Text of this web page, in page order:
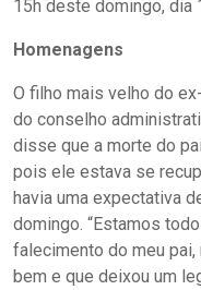
15h deste domingo, dia
Homenagens
O filho mais velho do
do conselho
disse que a morte do
pois ele estava se
havia uma expectativa
domingo. “Estamos
falecimento do meu
bem e que deixou um